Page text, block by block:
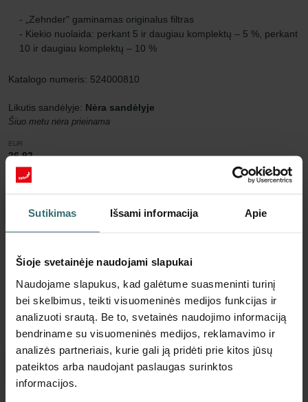
Sutikimas Išsami informacija Apie
Šioje svetainėje naudojami slapukai
Naudojame slapukus, kad galėtume suasmeninti turinį
bei skelbimus, teikti visuomeninės medijos funkcijas ir
analizuoti srautą. Be to, svetainės naudojimo informaciją
bendriname su visuomeninės medijos, reklamavimo ir
analizės partneriais, kurie gali ją pridėti prie kitos jūsų
pateiktos arba naudojant paslaugas surinktos
informacijos.
- „Zehnder" gaminamas originalus filtras
- Kiekio nuolaida: perkant 5 ir daugiau komplektų – 5 %, perkant
10 ir daugiau komplektų – 10 %
Katalogo numeris: 524000810
Likutis sandėlyje: Nėra sandėlyje
Šiuo metu nėra prieinama
EUR
26.92
su PVM
be pristatymo mokesčių
Įdėti į krepšelį
Prenumeruokite ir užsisakykite automatiškai bei periodiškai!
EUR
26.92
be pristatymo mokesčių
Prenumeruoti